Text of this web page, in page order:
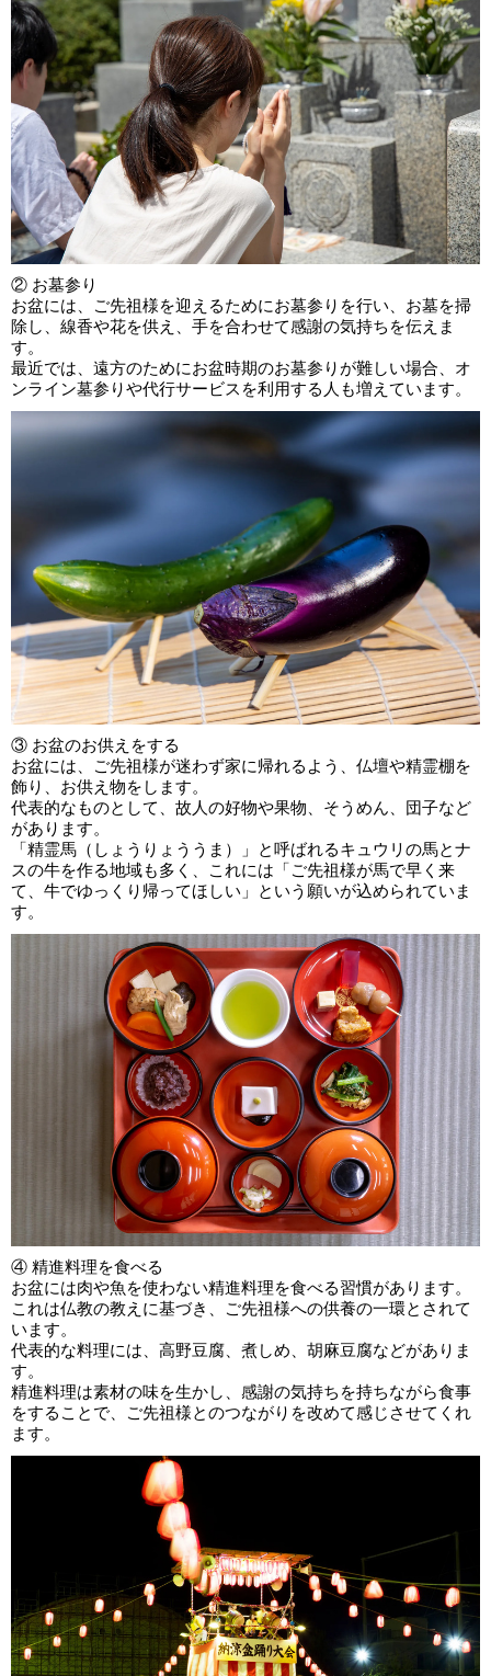
② お墓参り
お盆には、ご先祖様を迎えるためにお墓参りを行い、お墓を掃
除し、線香や花を供え、手を合わせて感謝の気持ちを伝えま
す。
最近では、遠方のためにお盆時期のお墓参りが難しい場合、オ
ンライン墓参りや代行サービスを利用する人も増えています。
③ お盆のお供えをする
お盆には、ご先祖様が迷わず家に帰れるよう、仏壇や精霊棚を
飾り、お供え物をします。
代表的なものとして、故人の好物や果物、そうめん、団子など
があります。
「精霊馬（しょうりょううま）」と呼ばれるキュウリの馬とナ
スの牛を作る地域も多く、これには「ご先祖様が馬で早く来
て、牛でゆっくり帰ってほしい」という願いが込められていま
す。
④ 精進料理を食べる
お盆には肉や魚を使わない精進料理を食べる習慣があります。
これは仏教の教えに基づき、ご先祖様への供養の一環とされて
います。
代表的な料理には、高野豆腐、煮しめ、胡麻豆腐などがありま
す。
精進料理は素材の味を生かし、感謝の気持ちを持ちながら食事
をすることで、ご先祖様とのつながりを改めて感じさせてくれ
ます。